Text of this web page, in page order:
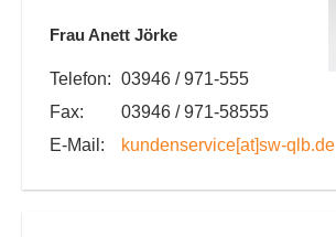
Frau Anett Jörke
Telefon: 03946 / 971-555
Fax:
03946 / 971-58555
E-Mail:
kundenservice[at]sw-qlb.de